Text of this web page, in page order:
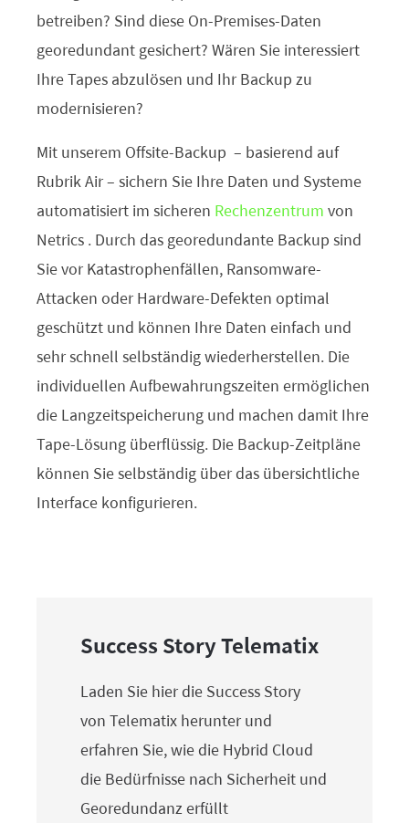
betreiben? Sind diese On-Premises-Daten
georedundant gesichert? Wären Sie interessiert
Ihre Tapes abzulösen und Ihr Backup zu
modernisieren?
Mit unserem Offsite-Backup – basierend auf
Rubrik Air – sichern Sie Ihre Daten und Systeme
automatisiert im sicheren Rechenzentrum von
Netrics
. Durch das georedundante Backup sind
Sie vor Katastrophenfällen,
Ransomware-
Attacken oder Hardware-Defekten optimal
geschützt und können Ihre Daten einfach und
sehr schnell selbständig wiederherstellen.
Die
individuellen Aufbewahrungszeiten ermöglichen
die Langzeitspeicherung und machen damit Ihre
Tape-Lösung überflüssig. Die Backup-Zeitpläne
können Sie selbständig über das übersichtliche
Interface konfigurieren.
Success Story Telematix
Laden Sie hier die Success Story
von Telematix herunter und
erfahren Sie, wie die Hybrid Cloud
die Bedürfnisse nach Sicherheit und
Georedundanz erfüllt